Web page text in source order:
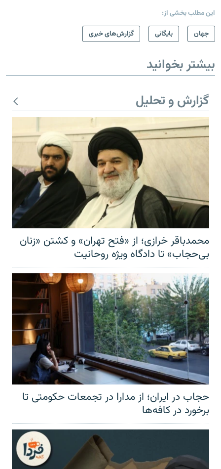
این مطلب بخشی از:
جهان
بایگانی گزارش‌های خبری
بیشتر بخوانید
گزارش و تحلیل
محمدباقر خرازی؛ از «فتح تهران» و کشتن «زنان
بی‌حجاب» تا دادگاه ویژه روحانیت
حجاب در ایران؛ از مدارا در تجمعات حکومتی تا
برخورد در کافه‌ها